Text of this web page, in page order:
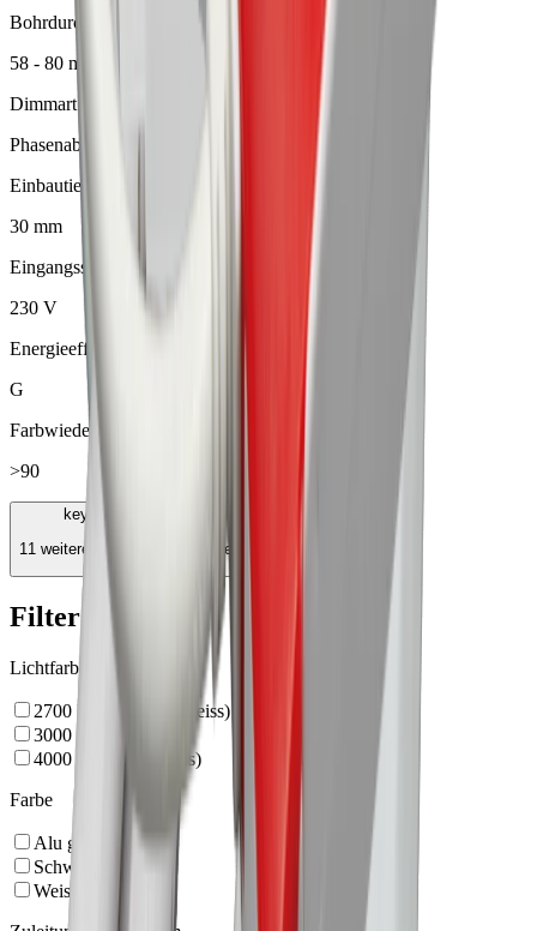
Bohrdurchmesser
58 - 80 mm
Dimmart
Phasenabschnitt
Einbautiefe
30 mm
Eingangsspannung
230 V
Energieeffizienz
G
Farbwiedergabe
>90
keyboard_arrow_down
11 weitere Eigenschaften anzeigen
Filter
Lichtfarbe
2700 K (extrawarmweiss)
3000 K (warmweiss)
4000 K (neutralweiss)
Farbe
Alu gebürstet
Schwarz
Weiss